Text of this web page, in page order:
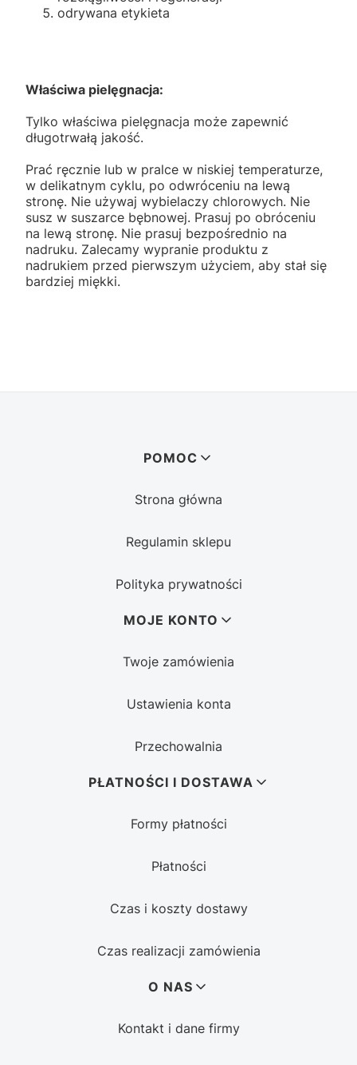
odrywana etykieta
Właściwa pielęgnacja:
Tylko właściwa pielęgnacja może zapewnić
długotrwałą jakość.
Prać ręcznie lub w pralce w niskiej temperaturze,
w delikatnym cyklu, po odwróceniu na lewą
stronę. Nie używaj wybielaczy chlorowych. Nie
susz w suszarce bębnowej. Prasuj po obróceniu
na lewą stronę. Nie prasuj bezpośrednio na
nadruku. Zalecamy wypranie produktu z
nadrukiem przed pierwszym użyciem, aby stał się
bardziej miękki.
POMOC
Strona główna
Regulamin sklepu
Polityka prywatności
MOJE KONTO
Twoje zamówienia
Ustawienia konta
Przechowalnia
PŁATNOŚCI I DOSTAWA
Formy płatności
Płatności
Czas i koszty dostawy
Czas realizacji zamówienia
O NAS
Kontakt i dane firmy